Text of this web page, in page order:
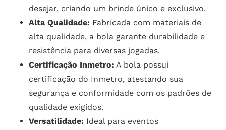
desejar, criando um brinde único e exclusivo.
Alta Qualidade: Fabricada com materiais de
alta qualidade, a bola garante durabilidade e
resistência para diversas jogadas.
Certificação Inmetro: A bola possui
certificação do Inmetro, atestando sua
segurança e conformidade com os padrões de
qualidade exigidos.
Versatilidade: Ideal para eventos